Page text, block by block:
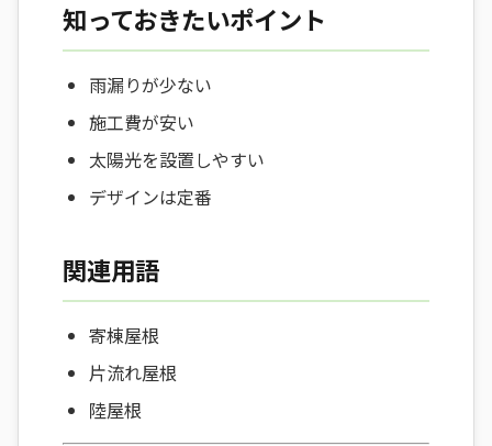
知っておきたいポイント
雨漏りが少ない
施工費が安い
太陽光を設置しやすい
デザインは定番
関連用語
寄棟屋根
片流れ屋根
陸屋根